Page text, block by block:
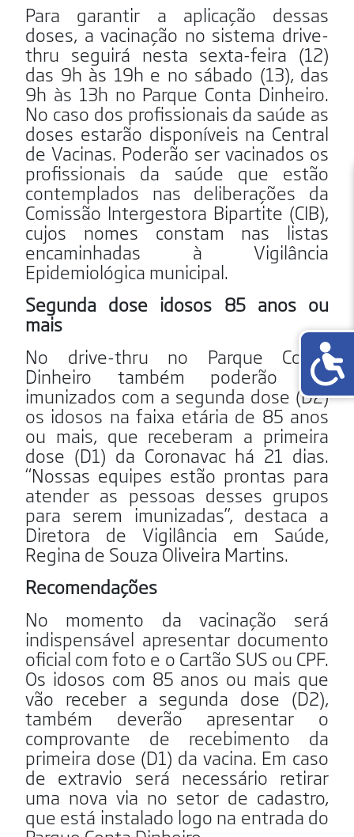
Para garantir a aplicação dessas
doses, a vacinação no sistema drive-
thru seguirá nesta sexta-feira (12)
das 9h às 19h e no sábado (13), das
9h às 13h no Parque Conta Dinheiro.
No caso dos profissionais da saúde as
doses estarão disponíveis na Central
de Vacinas. Poderão ser vacinados os
profissionais da saúde que estão
contemplados nas deliberações da
Comissão Intergestora Bipartite (CIB),
cujos nomes constam nas listas
encaminhadas à Vigilância
Epidemiológica municipal.
Segunda dose idosos 85 anos ou
mais
No drive-thru no Parque Conta
Dinheiro também poderão ser
imunizados com a segunda dose (D2)
os idosos na faixa etária de 85 anos
ou mais, que receberam a primeira
dose (D1) da Coronavac há 21 dias.
“Nossas equipes estão prontas para
atender as pessoas desses grupos
para serem imunizadas”, destaca a
Diretora de Vigilância em Saúde,
Regina de Souza Oliveira Martins.
Recomendações
No momento da vacinação será
indispensável apresentar documento
oficial com foto e o Cartão SUS ou CPF.
Os idosos com 85 anos ou mais que
vão receber a segunda dose (D2),
também deverão apresentar o
comprovante de recebimento da
primeira dose (D1) da vacina. Em caso
de extravio será necessário retirar
uma nova via no setor de cadastro,
que está instalado logo na entrada do